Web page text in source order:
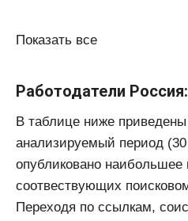
Показать все
Работодатели Россия:
В таблице ниже
анализируемый период
опубликовано наибольшее
соотвествующих
Переходя по ссылкам,